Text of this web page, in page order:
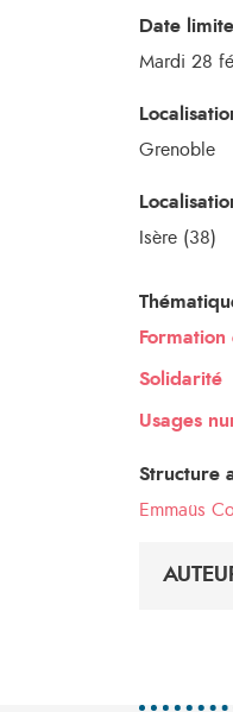
Date
Mardi 28
Grenoble
Isère (38)
Solidarité
Usages
Structure
Emmaüs